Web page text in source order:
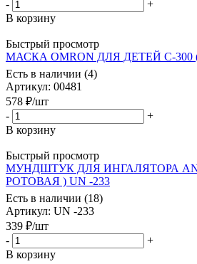
-
+
В корзину
Быстрый просмотр
МАСКА OMRON ДЛЯ ДЕТЕЙ С-300
Есть в наличии (4)
Артикул: 00481
578 ₽/шт
-
+
В корзину
Быстрый просмотр
МУНДШТУК ДЛЯ ИНГАЛЯТОРА
РОТОВАЯ ) UN -233
Есть в наличии (18)
Артикул: UN -233
339 ₽/шт
-
+
В корзину